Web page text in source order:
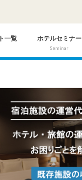
一覧 ホテルセミナー
Seminar